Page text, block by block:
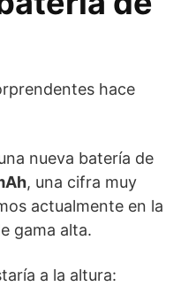
hace
nueva batería de
, una cifra muy
actualmente en la
gama alta.
a la altura: